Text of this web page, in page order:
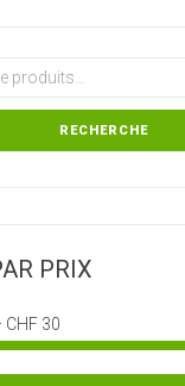
RECHERCHE
PRIX
CHF 30